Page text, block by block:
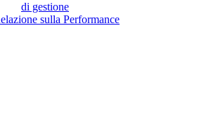
di gestione
sulla Performance